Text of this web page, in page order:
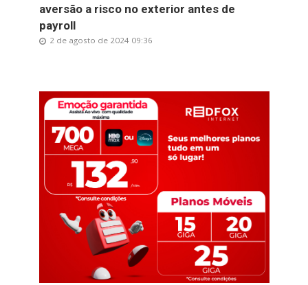
aversão a risco no exterior antes de
payroll
2 de agosto de 2024 09:36